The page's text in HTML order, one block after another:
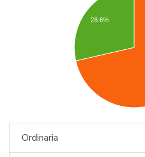
28.6%
Ordinaria